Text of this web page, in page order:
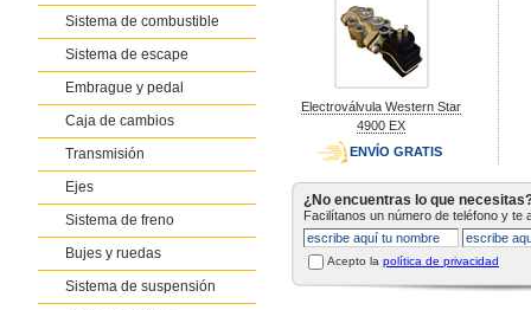
Sistema de combustible
Sistema de escape
Embrague y pedal
Caja de cambios
Transmisión
Ejes
Sistema de freno
Bujes y ruedas
Sistema de suspensión
Electroválvula Western Star
4900 EX
ENVÍO GRATIS
¿No encuentras lo que
Facilítanos un número de teléfono y te
Acepto la política de privacidad